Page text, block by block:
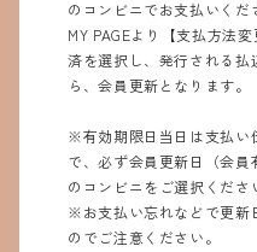
のコンビニでお支払いくだ
MY PAGEより【支払方法
済を選択し、発行される
ら、会員更新となります。
※有効期限日当日は支払い
で、必ず会員更新日（会
のコンビニをご選択くださ
※お支払い忘れなどで更新
のでご注意ください。